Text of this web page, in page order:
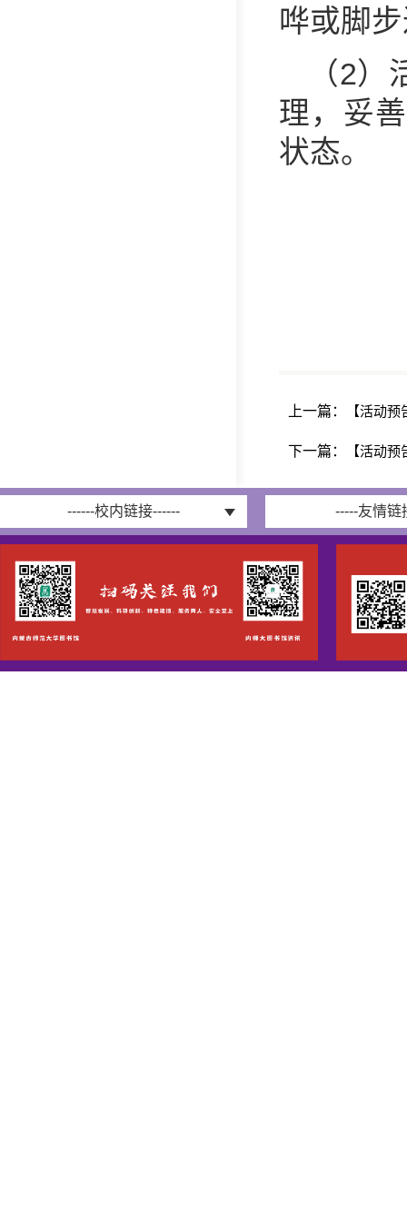
哗或脚
（2
理，妥
状态。
上一篇： 【活动
下一篇： 【活动
------校内链接------ -----友情链